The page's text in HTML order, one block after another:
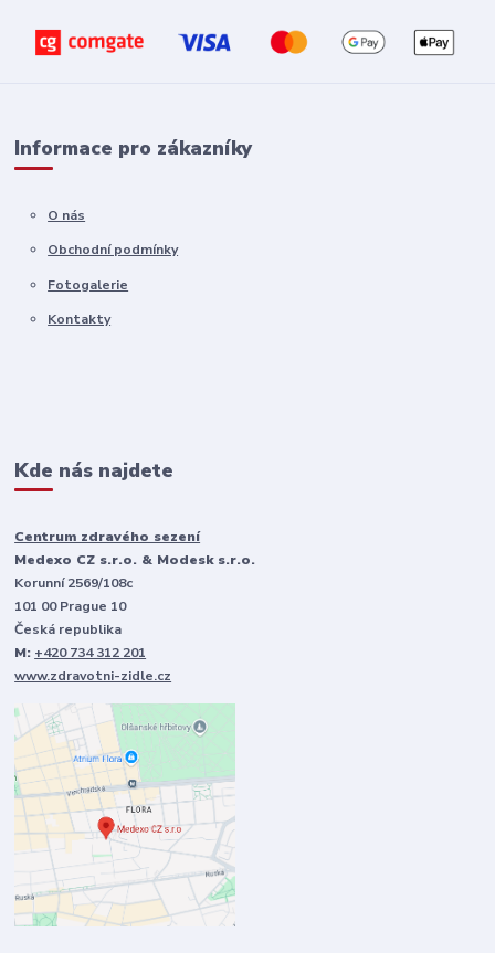
Informace pro zákazníky
O nás
Obchodní podmínky
Fotogalerie
Kontakty
Kde nás najdete
Centrum zdravého sezení
Medexo CZ s.r.o. & Modesk s.r.o.
Korunní 2569/108c
101 00 Prague 10
Česká republika
M: +420 734 312 201
www.zdravotni-zidle.cz